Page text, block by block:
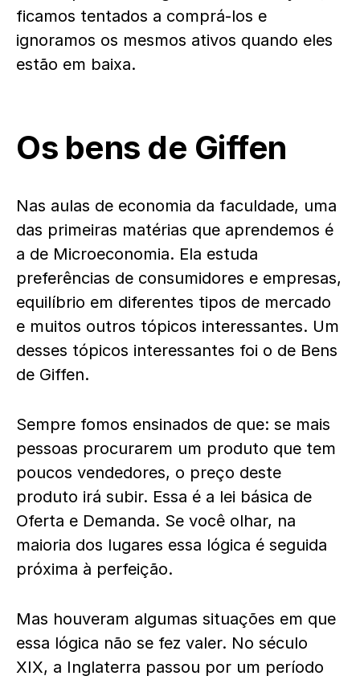
ficamos tentados a comprá-los e
ignoramos os mesmos ativos quando eles
estão em baixa.
Os bens de Giffen
Nas aulas de economia da faculdade, uma
das primeiras matérias que aprendemos é
a de Microeconomia. Ela estuda
preferências de consumidores e empresas,
equilíbrio em diferentes tipos de mercado
e muitos outros tópicos interessantes. Um
desses tópicos interessantes foi o de Bens
de Giffen.
Sempre fomos ensinados de que: se mais
pessoas procurarem um produto que tem
poucos vendedores, o preço deste
produto irá subir. Essa é a lei básica de
Oferta e Demanda. Se você olhar, na
maioria dos lugares essa lógica é seguida
próxima à perfeição.
Mas houveram algumas situações em que
essa lógica não se fez valer. No século
XIX, a Inglaterra passou por um período